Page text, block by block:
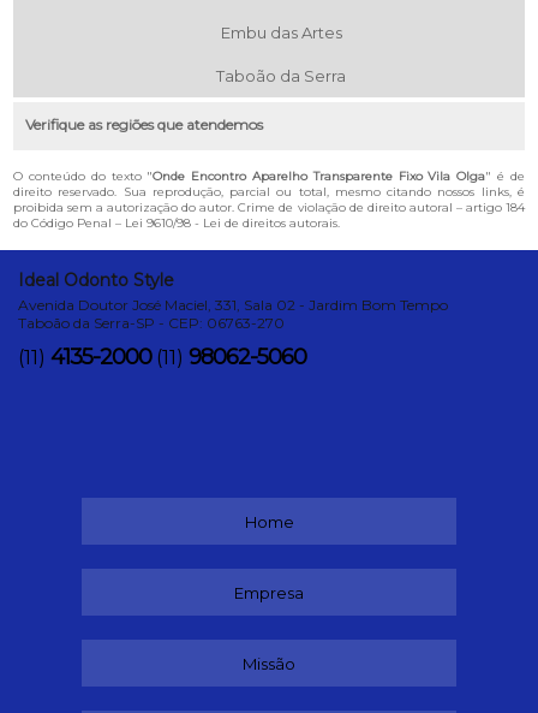
Embu das Artes
Taboão da Serra
Verifique as regiões que atendemos
O conteúdo do texto "Onde Encontro Aparelho Transparente Fixo Vila Olga" é de
direito reservado. Sua reprodução, parcial ou total, mesmo citando nossos links, é
proibida sem a autorização do autor. Crime de violação de direito autoral – artigo 184
do Código Penal – Lei 9610/98 - Lei de direitos autorais.
Ideal Odonto Style
Avenida Doutor José Maciel, 331, Sala 02 - Jardim Bom Tempo
Taboão da Serra-SP - CEP: 06763-270
(11) 4135-2000 (11) 98062-5060
Home
Empresa
Missão